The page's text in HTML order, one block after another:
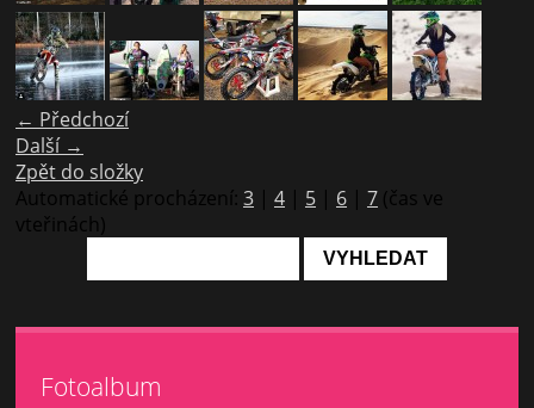
← Předchozí
Další →
Zpět do složky
Automatické procházení: 3 | 4 | 5 | 6 | 7 (čas ve
vteřinách)
Fotoalbum